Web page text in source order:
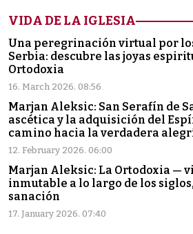
VIDA DE LA IGLESIA
Una peregrinación virtual por
Serbia: descubre las joyas
Ortodoxia
16. March 2026. 08:56
Marjan Aleksic: San Serafín de
ascética y la adquisición del
camino hacia la verdadera
12. February 2026. 06:00
Marjan Aleksic: La Ortodoxia —
inmutable a lo largo de los
sanación
17. January 2026. 07:40